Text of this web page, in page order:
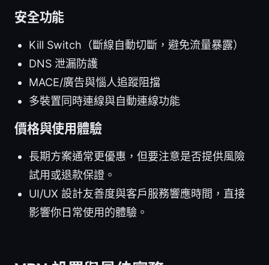
安全功能
Kill Switch（斷線自動切斷，避免流量暴露）
DNS 泄漏防護
MACE/廣告與惱人追蹤阻擋
多裝置同時連線與自動連線功能
價格與使用體驗
長期方案通常更優惠，但要注意是否提供風險
試用或退款保證。
UI/UX 設計友善度與客戶服務響應時間，直接
影響你日常使用的體驗。